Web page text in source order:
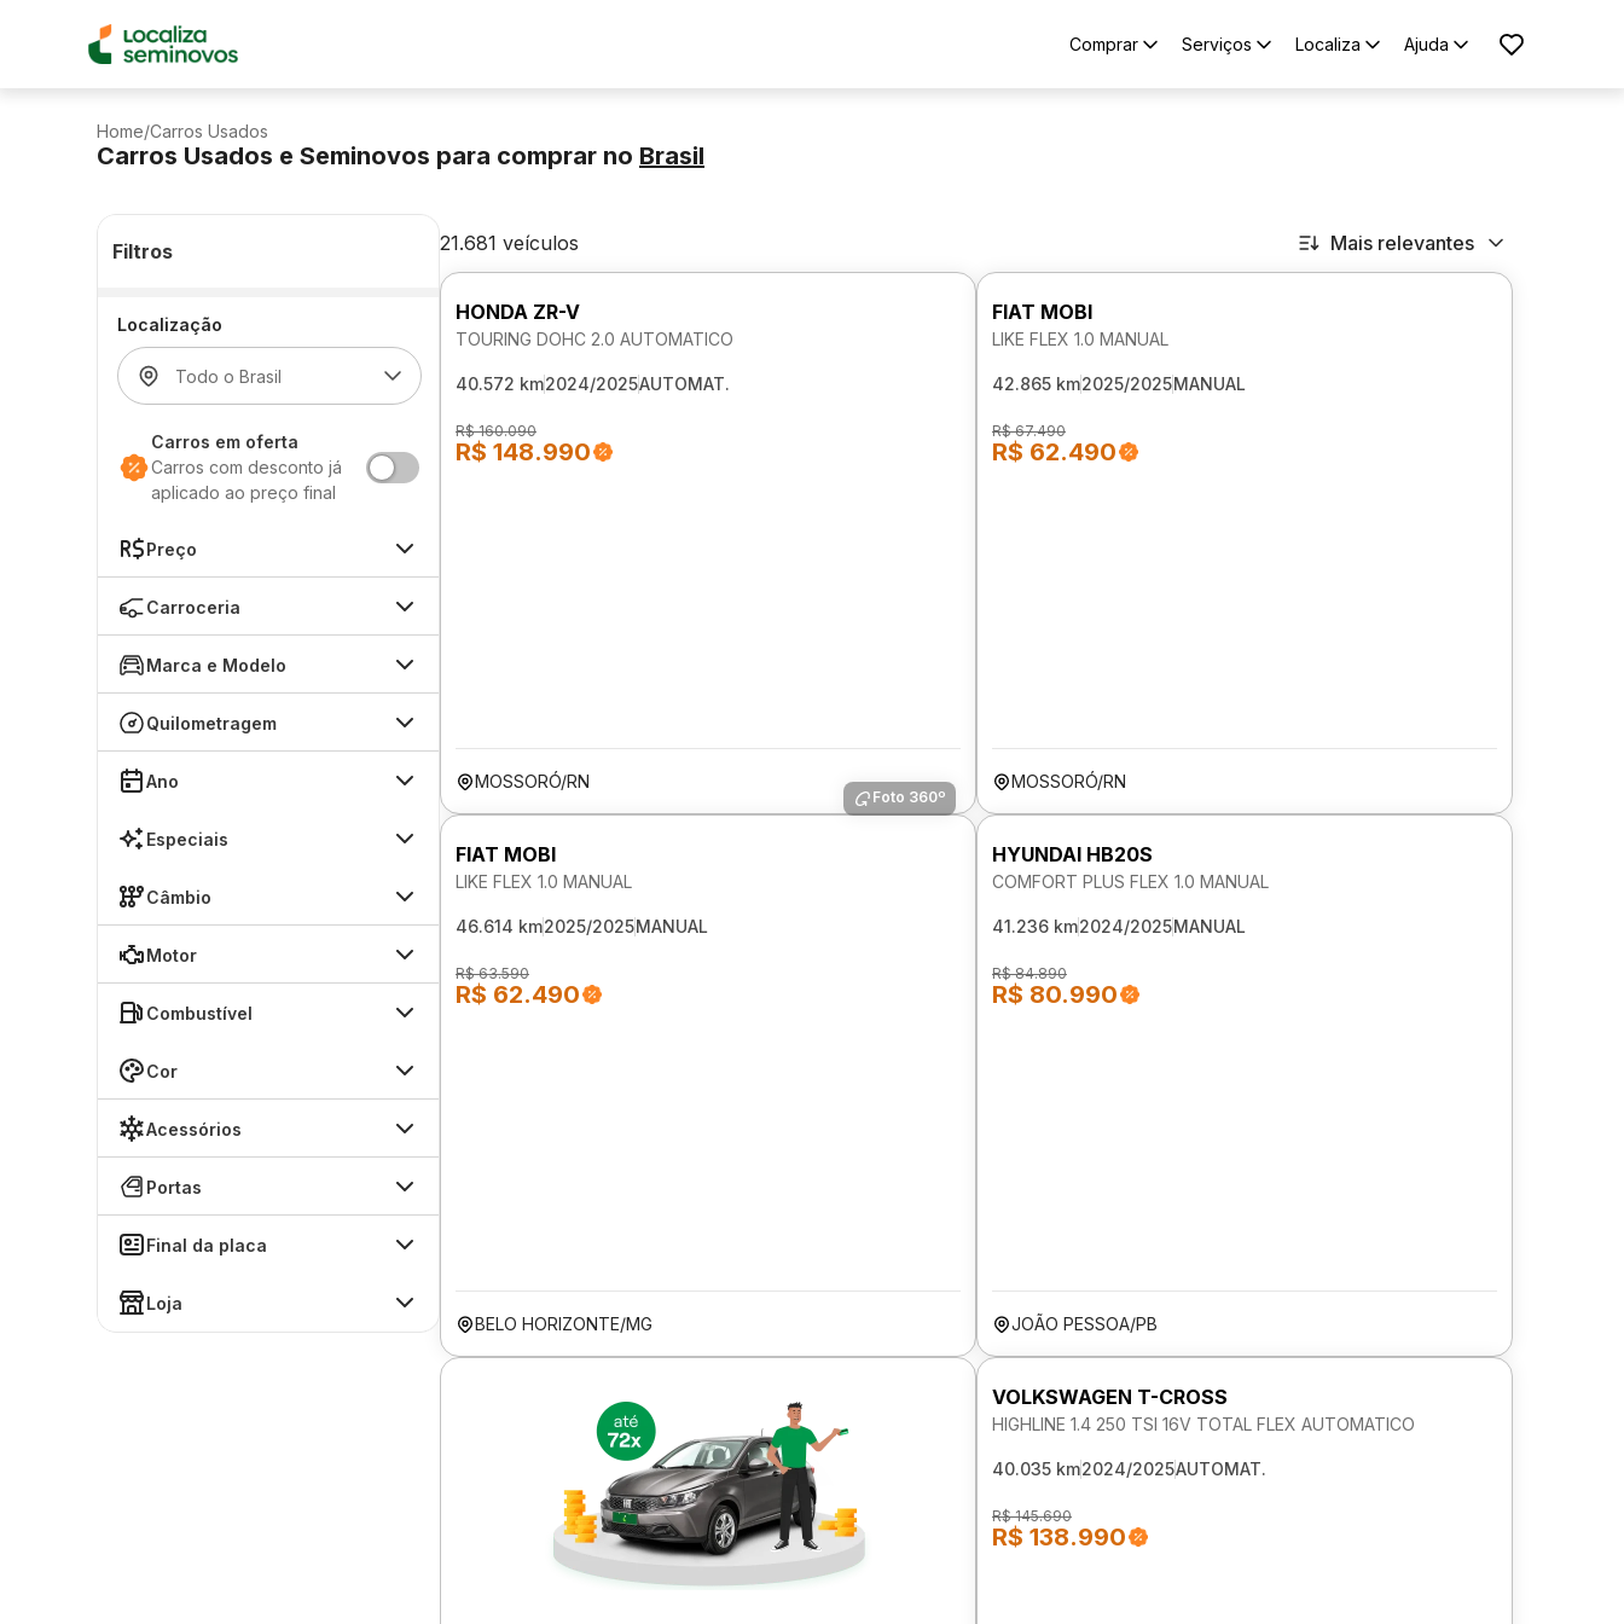
Comprar Serviços Localiza Ajuda
Home/Carros Usados
Carros Usados e Seminovos para comprar no Brasil
Filtros
Localização
Carros em oferta
Carros com desconto já
aplicado ao preço final
Preço
Carroceria
Marca e Modelo
Quilometragem
Ano
Especiais
Câmbio
Motor
Combustível
Cor
Acessórios
Portas
Final da placa
Loja
21.681 veículos Mais relevantes
HONDA ZR-V
TOURING DOHC 2.0 AUTOMATICO
40.572 km2024/2025AUTOMAT.
R$ 160.090
R$ 148.990
MOSSORÓ/RN
FIAT MOBI
LIKE FLEX 1.0 MANUAL
42.865 km2025/2025MANUAL
R$ 67.490
R$ 62.490
MOSSORÓ/RN
Foto 360º
FIAT MOBI
LIKE FLEX 1.0 MANUAL
46.614 km2025/2025MANUAL
R$ 63.590
R$ 62.490
BELO HORIZONTE/MG
HYUNDAI HB20S
COMFORT PLUS FLEX 1.0 MANUAL
41.236 km2024/2025MANUAL
R$ 84.890
R$ 80.990
JOÃO PESSOA/PB
VOLKSWAGEN T-CROSS
HIGHLINE 1.4 250 TSI 16V TOTAL FLEX AUTOMATICO
40.035 km2024/2025AUTOMAT.
R$ 145.690
R$ 138.990